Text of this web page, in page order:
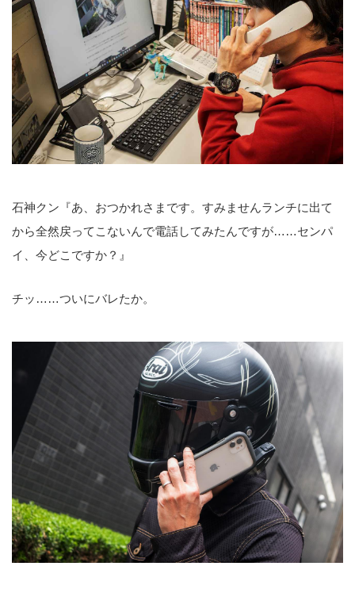
石神クン『あ、おつかれさまです。すみませんランチに出て
から全然戻ってこないんで電話してみたんですが……センパ
イ、今どこですか？』
チッ……ついにバレたか。